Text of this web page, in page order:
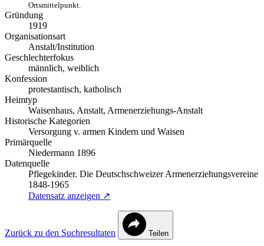
Ortsmittelpunkt.
Gründung
1919
Organisationsart
Anstalt/Institution
Geschlechterfokus
männlich, weiblich
Konfession
protestantisch, katholisch
Heimtyp
Waisenhaus, Anstalt, Armenerziehungs-Anstalt
Historische Kategorien
Versorgung v. armen Kindern und Waisen
Primärquelle
Niedermann 1896
Datenquelle
Pflegekinder. Die Deutschschweizer Armenerziehungsvereine
1848-1965
Datensatz anzeigen ↗
Zurück zu den Suchresultaten Teilen